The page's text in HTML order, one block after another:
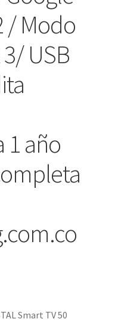
/ Modo
USB
1 año
Smart TV 50